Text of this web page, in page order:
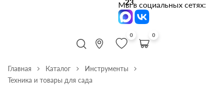
Мы в социальных сетях:
0 0
Главная Каталог
Инструменты
Техника и товары для сада